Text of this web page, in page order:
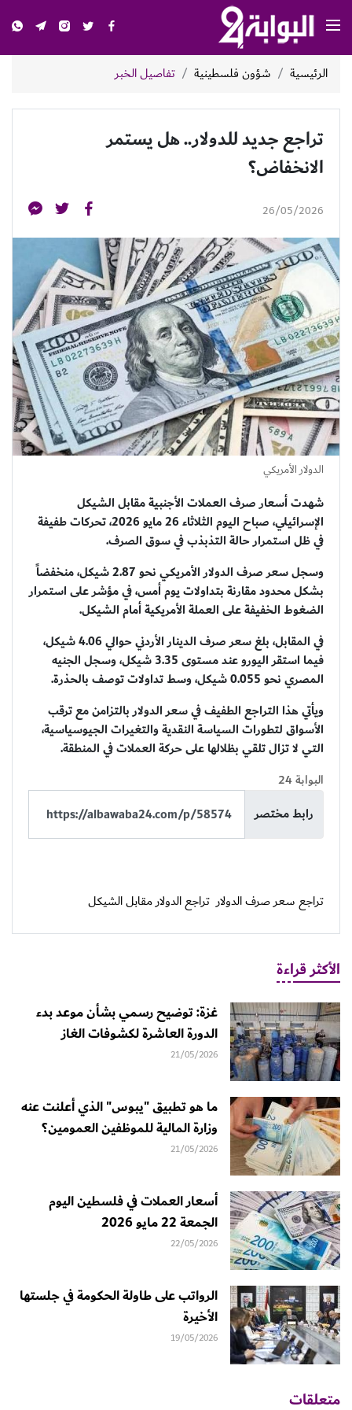
الرئيسية شؤون فلسطينية تفاصيل الخبر
تراجع جديد للدولار.. هل يستمر
الانخفاض؟
26/05/2026
الدولار الأمريكي
شهدت أسعار صرف العملات الأجنبية مقابل الشيكل
الإسرائيلي، صباح اليوم الثلاثاء 26 مايو 2026، تحركات طفيفة
في ظل استمرار حالة التذبذب في سوق الصرف.
وسجل سعر صرف الدولار الأمريكي نحو 2.87 شيكل، منخفضاً
بشكل محدود مقارنة بتداولات يوم أمس، في مؤشر على استمرار
الضغوط الخفيفة على العملة الأمريكية أمام الشيكل.
في المقابل، بلغ سعر صرف الدينار الأردني حوالي 4.06 شيكل،
فيما استقر اليورو عند مستوى 3.35 شيكل، وسجل الجنيه
المصري نحو 0.055 شيكل، وسط تداولات توصف بالحذرة.
ويأتي هذا التراجع الطفيف في سعر الدولار بالتزامن مع ترقب
الأسواق لتطورات السياسة النقدية والتغيرات الجيوسياسية،
التي لا تزال تلقي بظلالها على حركة العملات في المنطقة.
البوابة 24
رابط مختصر
تراجع سعر صرف الدولار تراجع الدولار مقابل الشيكل
الأكثر قراءة
غزة: توضيح رسمي بشأن موعد بدء
الدورة العاشرة لكشوفات الغاز
21/05/2026
ما هو تطبيق "يبوس" الذي أعلنت عنه
وزارة المالية للموظفين العمومين؟
21/05/2026
أسعار العملات في فلسطين اليوم
الجمعة 22 مايو 2026
22/05/2026
الرواتب على طاولة الحكومة في جلستها
الأخيرة
19/05/2026
متعلقات